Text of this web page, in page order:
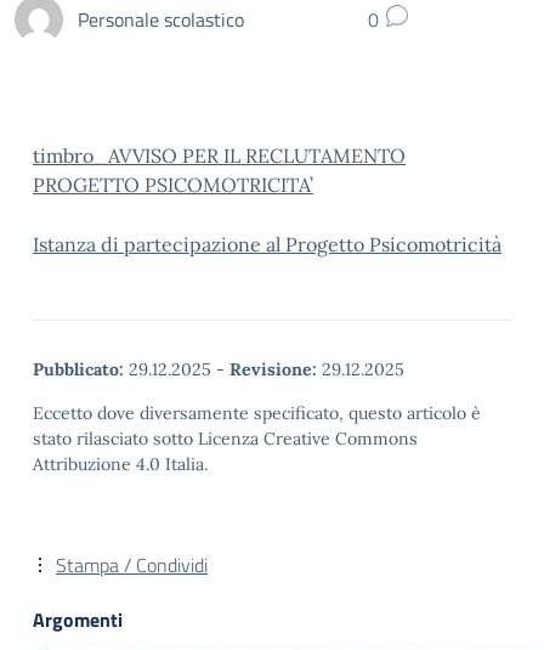
Personale scolastico 0
timbro_AVVISO PER IL RECLUTAMENTO
PROGETTO PSICOMOTRICITA’
Istanza di partecipazione al Progetto Psicomotricità
Pubblicato: 29.12.2025 - Revisione: 29.12.2025
Eccetto dove diversamente specificato, questo articolo è
stato rilasciato sotto Licenza Creative Commons
Attribuzione 4.0 Italia.
Stampa / Condividi
Argomenti